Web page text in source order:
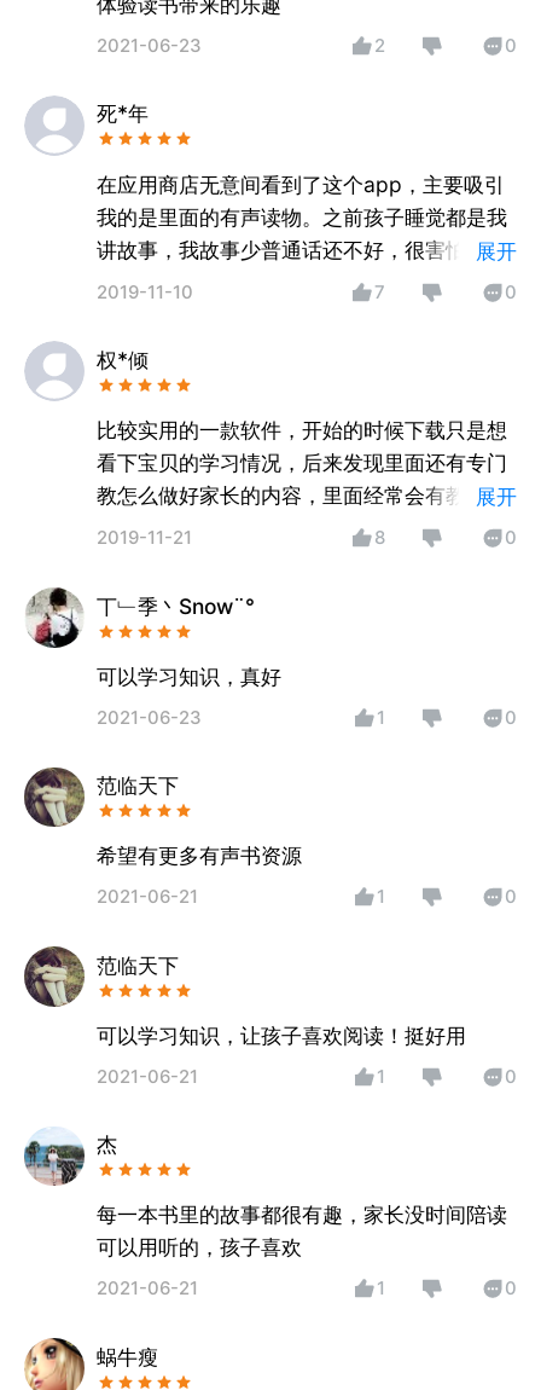
2021-06-23 2 0
死*年
在应用商店无意间看到了这个app，主要吸引
我的是里面的有声读物。之前孩子睡觉都是我
讲故事，我故事少普通话还不好，很害怕孩子
腻了会烦。还好这款软件里面的有声读物很
很天美，孩子也很喜欢。我也要努力跟着软件
学发音，争取改掉口音。
展开
2019-11-10 7 0
权*倾
比较实用的一款软件，开始的时候下载只是想
看下宝贝的学习情况，后来发现里面还有专门
教怎么做好家长的内容，里面经常会有教育专
家进行直播，教大家怎么和孩子交流，提升孩
展开
2019-11-21 8 0
丅﹂季丶Snow¨°
可以学习知识，真好
2021-06-23 1 0
范临天下
希望有更多有声书资源
2021-06-21 1 0
范临天下
可以学习知识，让孩子喜欢阅读！挺好用
2021-06-21 1 0
杰
每一本书里的故事都很有趣，家长没时间陪读
可以用听的，孩子喜欢
2021-06-21 1 0
蜗牛瘦